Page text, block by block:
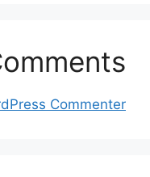
Commenter